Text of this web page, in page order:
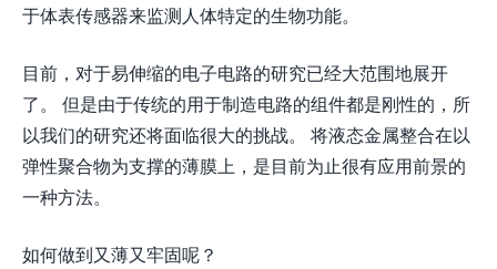
于体表传感器来监测人体特定的生物功能。
目前，对于易伸缩的电子电路的研究已经大范围地展开
了。 但是由于传统的用于制造电路的组件都是刚性的，所
以我们的研究还将面临很大的挑战。 将液态金属整合在以
弹性聚合物为支撑的薄膜上，是目前为止很有应用前景的
一种方法。
如何做到又薄又牢固呢？